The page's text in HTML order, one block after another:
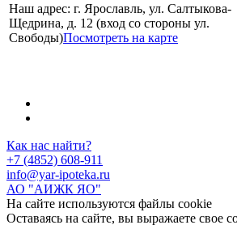
Наш адрес: г. Ярославль, ул. Салтыкова-
Щедрина, д. 12 (вход со стороны ул.
Свободы)Посмотреть на карте
Как нас найти?
+7 (4852) 608-911
info@yar-ipoteka.ru
АО "АИЖК ЯО"
На сайте используются файлы cookie
Оставаясь на сайте, вы выражаете свое